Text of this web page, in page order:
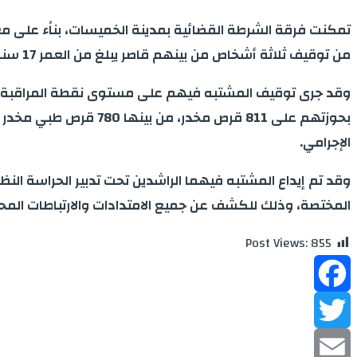
من توقيف ثلاثة أشخاص من بينهم قاصر يبلغ من العمر 17 سنة، للاشتباه في تورطهم في قضية تتعلق بحيازة وترويج المخدرات والمؤثرات العقلية.
وقد جرى توقيف المشتبه فيهم على مستوى نقطة المراقبة
الإجرامي.
وقد تم إيداع المشتبه فيهما الراشدين تحت تدبير الحراسة
المختصة، وذلك للكشف عن جميع الامتدادات والارتباطات
Post Views:855
Facebook
Twitter